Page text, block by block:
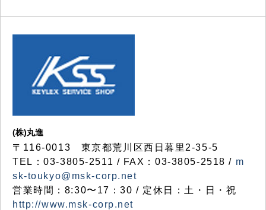
(株)丸進
〒116-0013 東京都荒川区西日暮里2-35-5
TEL：03-3805-2511 / FAX：03-3805-2518 / m
sk-toukyo@msk-corp.net
営業時間：8:30〜17：30 / 定休日：土・日・祝
http://www.msk-corp.net